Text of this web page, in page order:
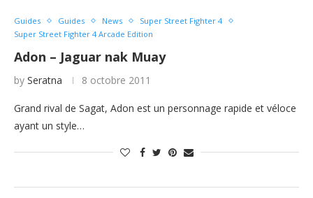
Guides Guides News
Super Street Fighter 4
Super Street Fighter 4 Arcade Edition
Adon – Jaguar nak Muay
by Seratna 8 octobre 2011
Grand rival de Sagat, Adon est un personnage rapide et véloce
ayant un style…